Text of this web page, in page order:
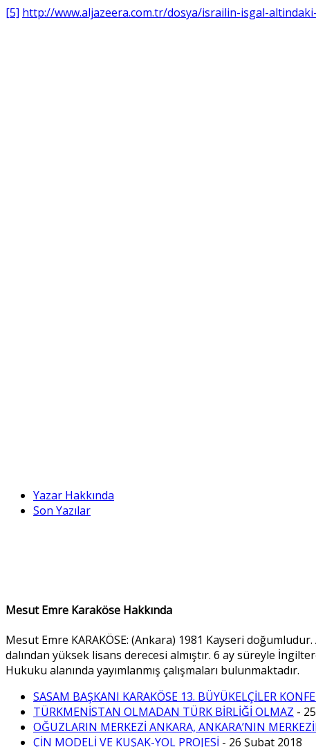
[5] http://www.aljazeera.com.tr/dosya/israilin-isgal-
Yazar Hakkında
Son Yazılar
Mesut Emre Karaköse Hakkında
Mesut Emre KARAKÖSE: (Ankara) 1981 Kayseri
dalından yüksek lisans derecesi almıştır. 6 ay süreyle
Hukuku alanında yayımlanmış çalışmaları bulunmaktadır.
SASAM BAŞKANI KARAKÖSE 13. BÜYÜKELÇİLER
TÜRKMENİSTAN OLMADAN TÜRK BİRLİĞİ OLMAZ -
OĞUZLARIN MERKEZİ ANKARA, ANKARA’NIN
ÇİN MODELİ VE KUŞAK-YOL PROJESİ - 26 Şubat 2018